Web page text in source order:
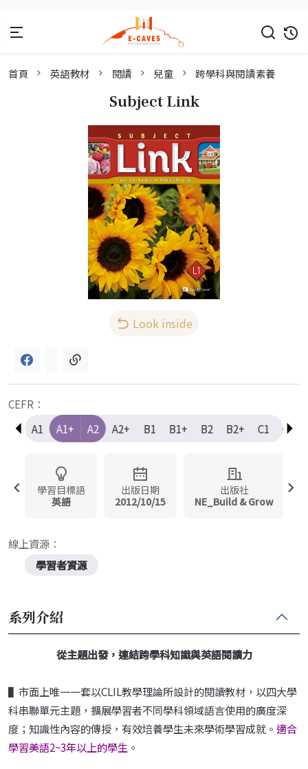
首頁 英語教材 閱讀 兒童 跨學科與閱讀素養
Subject Link
Look inside
CEFR：
A1
A1 A1+ A2 A2+ B1 B1+ B2 B2+ C1 C1+
學習目標語
英語
出版日期
2012/10/15
出版社
NE_Build & Grow
線上資源：
學習者資源
系列介紹
從主題出發，連結跨學科知識與英語閱讀力
▌市面上唯一一套以CLIL教學理論所設計的閱讀教材，以四大學
科串聯單元主題，擴展學習者不同學科領域語言使用的廣度深
度；知識性內容的傳授，有效培養學生未來學術學習成就。 適合
學習美語2~3年以上的學生。